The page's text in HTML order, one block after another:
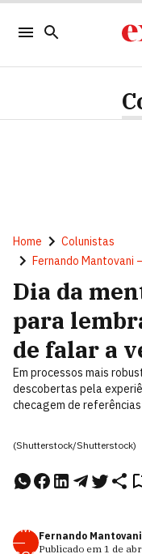
Home
Colunistas
Fernando Mantovani
Dia da
para
de falar a
Em processos mais
descobertas pela
checagem de referências
(Shutterstock/Shutterstock)
FM
—
Fernando
Publicado em 1 de